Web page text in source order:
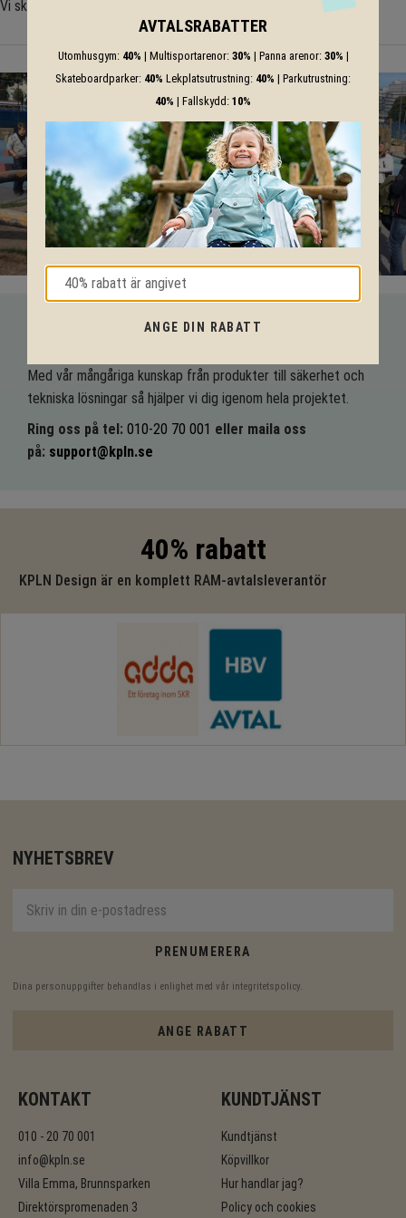
Vi skickar med sitsar enligt ditt val!
Med vår mångåriga kunskap från produkter till säkerhet och
tekniska lösningar så hjälper vi dig igenom hela projektet.
Ring oss på tel: 010-20 70 001 eller maila oss
på: support@kpln.se
40% rabatt
KPLN Design är en komplett RAM-avtalsleverantör
NYHETSBREV
PRENUMERERA
Dina personuppgifter behandlas i enlighet med vår integritetspolicy
ANGE RABATT
KONTAKT
010 - 20 70 001
info@kpln.se
Villa Emma, Brunnsparken
Direktörspromenaden 3
KUNDTJÄNST
Kundtjänst
Köpvillkor
Hur handlar jag?
Policy och cookies
AVTALSRABATTER
Utomhusgym: 40% | Multisportarenor: 30% | Panna arenor: 30% |
Skateboardparker: 40% Lekplatsutrustning: 40% | Parkutrustning:
40% | Fallskydd: 10%
ANGE DIN RABATT